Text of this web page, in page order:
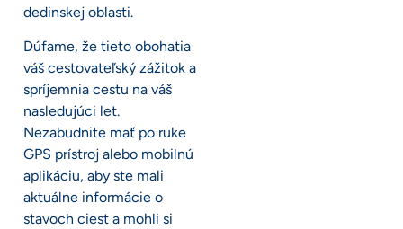
dedinskej oblasti.
Dúfame, že tieto obohatia
váš cestovateľský zážitok a
spríjemnia cestu na váš
nasledujúci let.
Nezabudnite mať po ruke
GPS prístroj alebo mobilnú
aplikáciu, aby ste mali
aktuálne informácie o
stavoch ciest a mohli si